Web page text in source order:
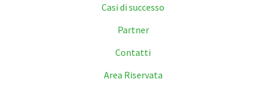
Casi di successo
Partner
Contatti
Area Riservata